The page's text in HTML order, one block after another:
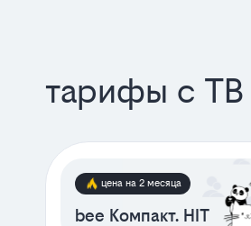
тарифы с
цена на 2 месяца
bee Компакт. HIT